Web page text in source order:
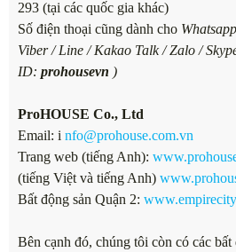
293 (tại các quốc gia khác)
Số điện thoại cũng dành cho
Viber / Line / Kakao Talk / Zalo /
ID: prohousevn )
ProHOUSE Co., Ltd
Email: i nfo@prohouse.com.vn
Trang web (tiếng Anh):
(tiếng Việt và tiếng Anh)
Bất động sản Quận 2:
Bên cạnh đó, chúng tôi còn có các bất